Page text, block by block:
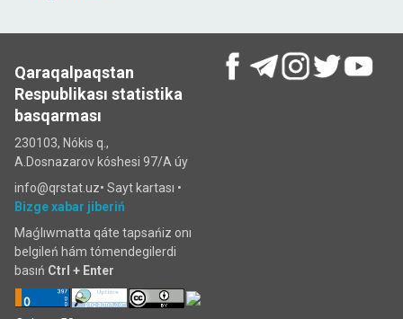
Qaraqalpaqstan
Respublikası statistika
basqarması
230103, Nókis q.,
A.Dosnazarov kóshesi 97/A úy
info@qrstat.uz• Sayt kartası •
Bizge xabar jiberiń
Maǵlıwmatta qáte tapsańiz onı
belgileń hám tómendegilerdi
basıń Ctrl + Enter